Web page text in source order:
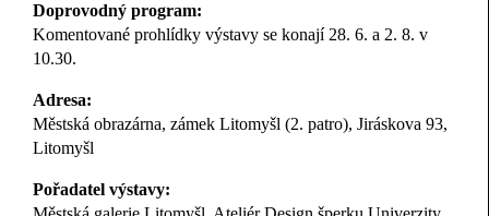
Doprovodný program:
Komentované prohlídky výstavy se konají 28. 6. a 2. 8. v
10.30.
Adresa:
Městská obrazárna, zámek Litomyšl (2. patro), Jiráskova 93,
Litomyšl
Pořadatel výstavy: